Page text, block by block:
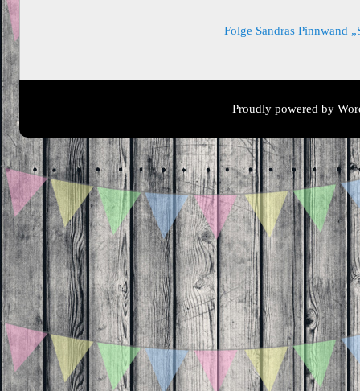
Folge Sandras Pinnwand
Proudly powered by